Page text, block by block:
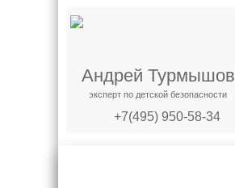
Андрей Турмышов
эксперт по детской безопасности
+7(495) 950-58-34